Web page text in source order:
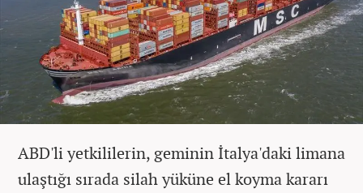
ABD'li yetkililerin, geminin İtalya'daki limana
ulaştığı sırada silah yüküne el koyma kararı